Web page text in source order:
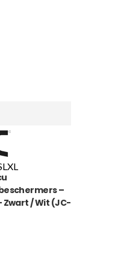
LXL
–
Zwart / Wit (JC-